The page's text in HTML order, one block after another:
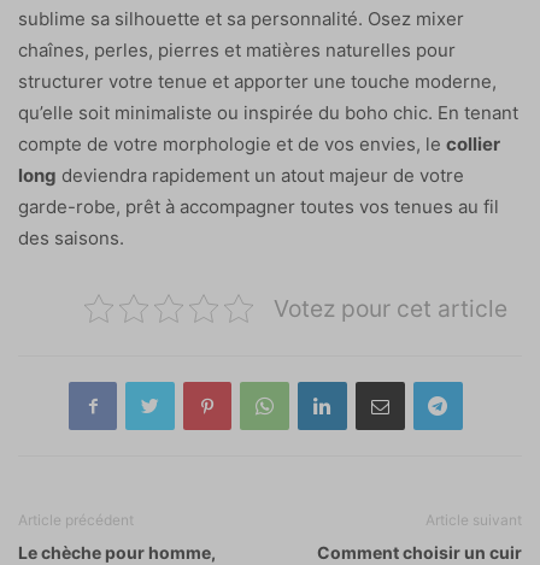
sublime sa silhouette et sa personnalité. Osez mixer
chaînes, perles, pierres et matières naturelles pour
structurer votre tenue et apporter une touche moderne,
qu’elle soit minimaliste ou inspirée du boho chic. En tenant
compte de votre morphologie et de vos envies, le collier
long deviendra rapidement un atout majeur de votre
garde-robe, prêt à accompagner toutes vos tenues au fil
des saisons.
Votez pour cet article
Article précédent
Le chèche pour homme,
Article suivant
Comment choisir un cuir